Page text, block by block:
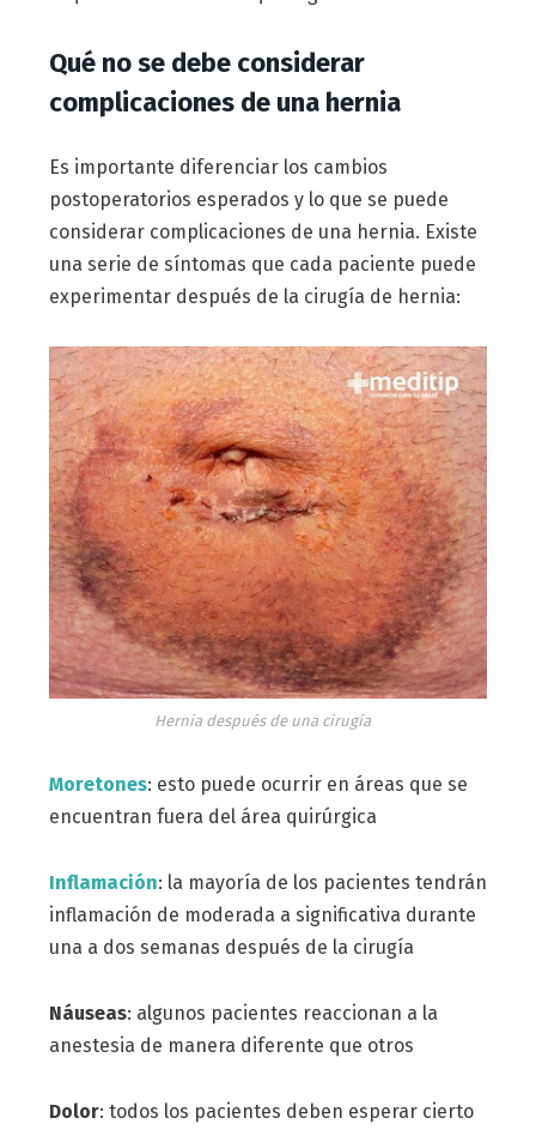
Qué no se debe considerar
complicaciones de una hernia
Es importante diferenciar los cambios
postoperatorios esperados y lo que se puede
considerar complicaciones de una hernia. Existe
una serie de síntomas que cada paciente puede
experimentar después de la cirugía de hernia:
Hernia después de una cirugía
Moretones: esto puede ocurrir en áreas que se
encuentran fuera del área quirúrgica
Inflamación: la mayoría de los pacientes tendrán
inflamación de moderada a significativa durante
una a dos semanas después de la cirugía
Náuseas: algunos pacientes reaccionan a la
anestesia de manera diferente que otros
Dolor: todos los pacientes deben esperar cierto